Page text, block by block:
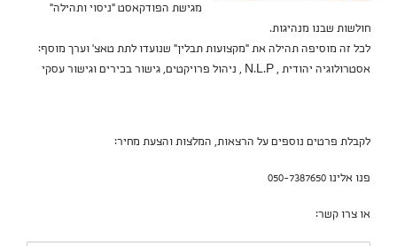
מגישת הפודקאסט "ניסוי ותהילה"
חולשות שבנו מנהיגות.
לכל זה מוסיפה תהילה את "מקצועות תבלין" שנועדו לתת טאצ' וערך מוסף:
אסטרולוגיה יהודית , N.L.P , ניהול פרויקטים, גישור בכירים וגישור עסקי
לקבלת פרטים נוספים על הרצאות, המלצות והצעת מחיר:
פנו אלינו 050-7387650
או צרו קשר: